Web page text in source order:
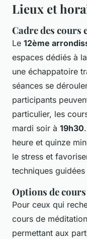
Lieux et
Cadre des cours
Le 12ème
espaces dédiés à la
une échappatoire
séances se
participants
particulier, les
mardi soir à 19h30
heure et quinze
le stress et
techniques
Options de
Pour ceux qui
cours de
permettant aux